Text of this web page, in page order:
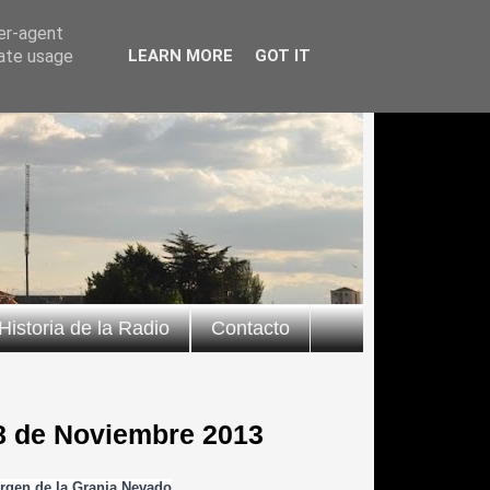
de la Radio Contacto
de Noviembre 2013
agent
usage
LEARN MORE GOT IT